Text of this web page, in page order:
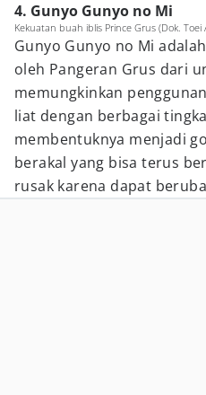
4. Gunyo Gunyo no Mi
Kekuatan buah iblis Prince Grus (Dok.
Gunyo Gunyo no Mi
oleh Pangeran Grus dari
memungkinkan
liat dengan berbagai
membentuknya menjadi
berakal yang bisa terus
rusak karena dapat